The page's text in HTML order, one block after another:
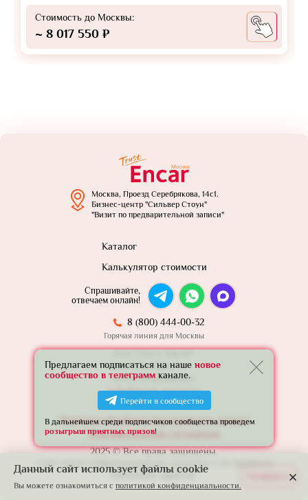
Стоимость до Москвы:
~ 8 017 550 ₽
Москва, Проезд Серебрякова, 14с1.
Бизнес-центр "Сильвер Стоун"
"Визит по предварительной записи"
Каталог
Калькулятор стоимости
Спрашивайте,
отвечаем онлайн!
8 (800) 444-00-32
Горячая линия для Москвы
ИНН: 7801739565
ОГРН: 1257800005924
info@trust-encar.ru
Политика обработки персональных данных
Пользовательское соглашение
2025 © Все права защищены.
Сайт носит информационный характер и не является
публичной офертой.
Данный сайт использует файлы cookie
Вы можете ознакомиться с политикой конфиденциальности.
Предлагаем подписаться на наше новое
сообщество в телеграмм канале.
Перейти в сообщество
В дальнейшем среди подписчиков сообщества проведем
розыгрыш приятных призов!
Развернуть